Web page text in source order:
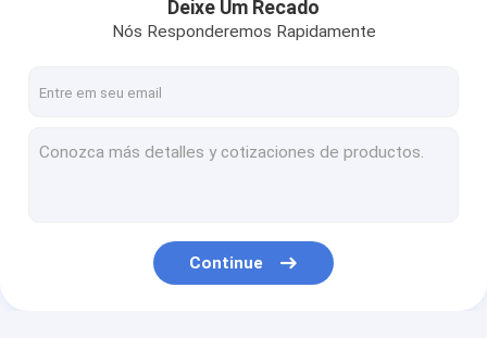
Excursão da fábrica
Peça umas citações
Deixe Um Recado
Nós Responderemos Rapidamente
Continue